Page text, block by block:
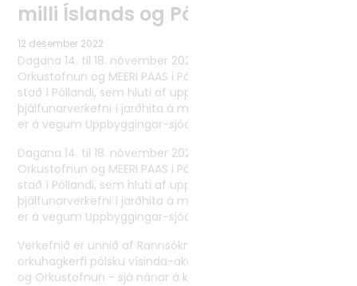
Búlgaría
Norrænt samstarf
Alþjóðlegt samstarf
milli Íslands og Póllands
12 desember 2022
Dagana 14. til 18. nóvember 2022 fóru sérfræðingar frá
Orkustofnun og MEERI PAAS i Póllandi í heimsókn til valinna
stað í Póllandi, sem hluti af uppbyggingar- og
þjálfunarverkefni í jarðhita á milli Íslands og Póllands, sem
er á vegum Uppbyggingar-sjóðs EES.
Dagana 14. til 18. nóvember 2022 fóru sérfræðingar frá
Orkustofnun og MEERI PAAS i Póllandi í heimsókn til valinna
stað í Póllandi, sem hluti af uppbyggingar- og
þjálfunarverkefni í jarðhita á milli Íslands og Póllands, sem
er á vegum Uppbyggingar-sjóðs EES.
Verkefnið er unnið af Rannsóknastofnun um jarðefna- og
orkuhagkerfi pólsku vísinda-akademíunnar (MEERI PAAS)
og Orkustofnun - sjá nánar á keygeothermal.pl.